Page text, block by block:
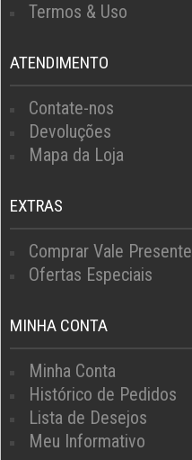
Termos & Uso
ATENDIMENTO
Contate-nos
Devoluções
Mapa da Loja
EXTRAS
Comprar Vale Presente
Ofertas Especiais
MINHA CONTA
Minha Conta
Histórico de Pedidos
Lista de Desejos
Meu Informativo